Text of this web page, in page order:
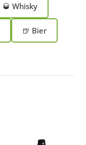
🥃 Whisky
🍺 Bier